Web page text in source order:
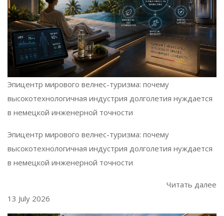
Эпицентр мирового велнес-туризма: почему
высокотехнологичная индустрия долголетия нуждается
в немецкой инженерной точности
Эпицентр мирового велнес-туризма: почему
высокотехнологичная индустрия долголетия нуждается
в немецкой инженерной точности
Читать далее
13 July 2026